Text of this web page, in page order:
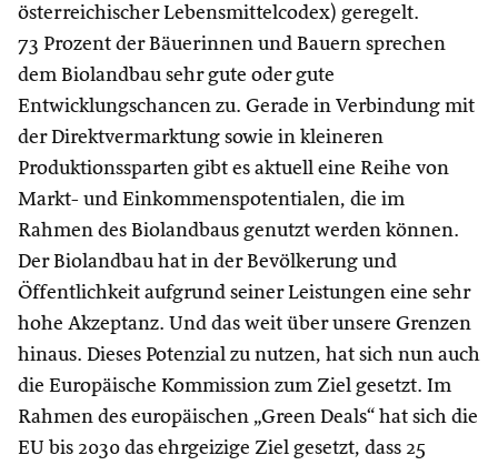
österreichischer Lebensmittelcodex) geregelt.
73 Prozent der Bäuerinnen und Bauern sprechen
dem Biolandbau sehr gute oder gute
Entwicklungschancen zu. Gerade in Verbindung mit
der Direktvermarktung sowie in kleineren
Produktionssparten gibt es aktuell eine Reihe von
Markt- und Einkommenspotentialen, die im
Rahmen des Biolandbaus genutzt werden können.
Der Biolandbau hat in der Bevölkerung und
Öffentlichkeit aufgrund seiner Leistungen eine sehr
hohe Akzeptanz. Und das weit über unsere Grenzen
hinaus. Dieses Potenzial zu nutzen, hat sich nun auch
die Europäische Kommission zum Ziel gesetzt. Im
Rahmen des europäischen „Green Deals“ hat sich die
EU bis 2030 das ehrgeizige Ziel gesetzt, dass 25